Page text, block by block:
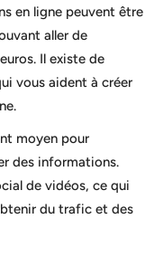
en ligne peuvent être
aller de
Il existe de
vous aident à créer
moyen pour
des informations.
de vidéos, ce qui
du trafic et des